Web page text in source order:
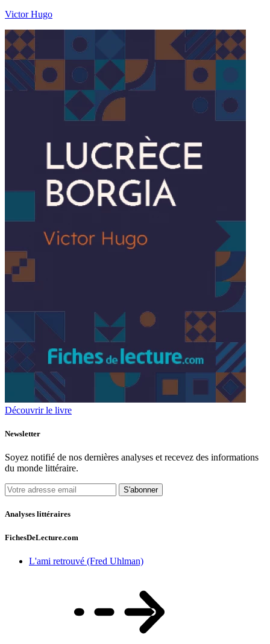
Victor Hugo
Découvrir le livre
Newsletter
Soyez notifié de nos dernières analyses et recevez des informations
du monde littéraire.
S'abonner
Analyses littéraires
FichesDeLecture.com
L'ami retrouvé (Fred Uhlman)